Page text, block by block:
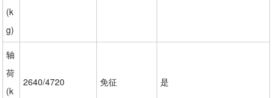
(k
g)
轴
荷
(k
2640/4720 免征 是